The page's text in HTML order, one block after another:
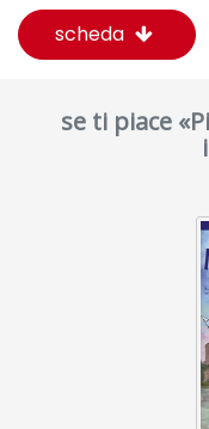
scheda
se ti piace